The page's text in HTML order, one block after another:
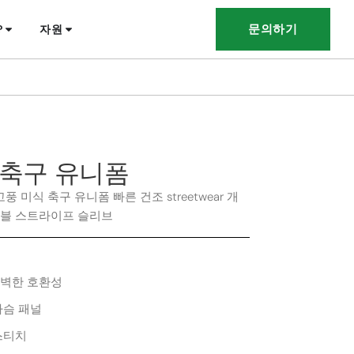
자원 문의하기
구 유니폼
풍 미식 축구 유니폼 빠른 건조 streetwear 개
스트라이프 슬리브
한 호환성
패널
치